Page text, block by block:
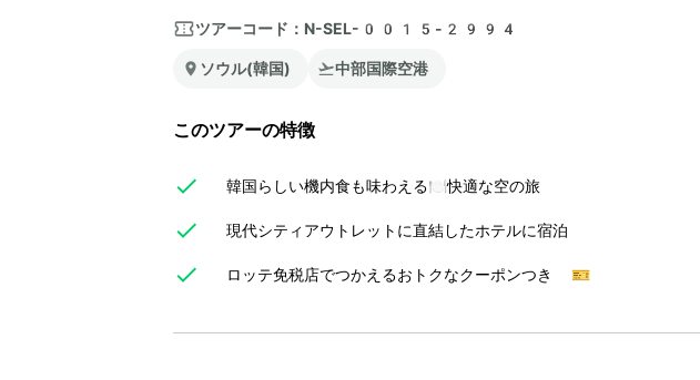
ツアーコード： N-SEL-0015-2994
ソウル(韓国) 中部国際空港
このツアーの特徴
韓国らしい機内食も味わえる🍽️快適な空の旅
現代シティアウトレットに直結したホテルに宿泊
ロッテ免税店でつかえるおトクなクーポンつき 🎫